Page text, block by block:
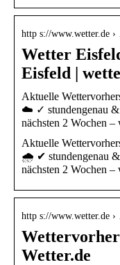
http s://www.wetter.de
Wetter
Eisfeld |
Aktuelle
☁️ ✓ stundengenau
nächsten 2 Wochen –
Aktuelle
🌧️ ✔ stundengenau
nächsten 2 Wochen
http s://www.wetter.de
Wetter.de